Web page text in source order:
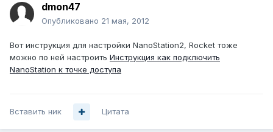
dmon47
Опубликовано 21 мая, 2012
Вот инструкция для настройки NanoStation2, Rocket тоже
можно по ней настроить Инструкция как подключить
NanoStation к точке доступа
Вставить ник Цитата